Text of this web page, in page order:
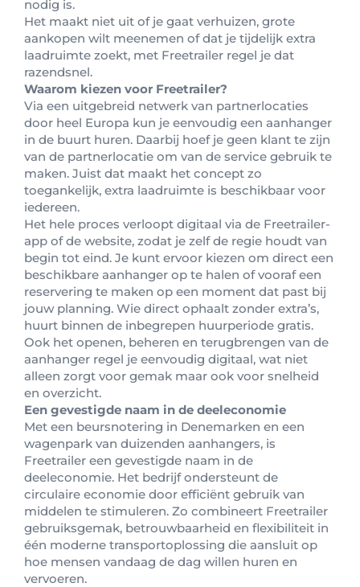
nodig is.
Het maakt niet uit of je gaat verhuizen, grote
aankopen wilt meenemen of dat je tijdelijk extra
laadruimte zoekt, met Freetrailer regel je dat
razendsnel.
Waarom kiezen voor Freetrailer?
Via een uitgebreid netwerk van partnerlocaties
door heel Europa kun je eenvoudig een aanhanger
in de buurt huren. Daarbij hoef je geen klant te zijn
van de partnerlocatie om van de service gebruik te
maken. Juist dat maakt het concept zo
toegankelijk, extra laadruimte is beschikbaar voor
iedereen.
Het hele proces verloopt digitaal via de Freetrailer-
app of de website, zodat je zelf de regie houdt van
begin tot eind. Je kunt ervoor kiezen om direct een
beschikbare aanhanger op te halen of vooraf een
reservering te maken op een moment dat past bij
jouw planning. Wie direct ophaalt zonder extra’s,
huurt binnen de inbegrepen huurperiode gratis.
Ook het openen, beheren en terugbrengen van de
aanhanger regel je eenvoudig digitaal, wat niet
alleen zorgt voor gemak maar ook voor snelheid
en overzicht.
Een gevestigde naam in de deeleconomie
Met een beursnotering in Denemarken en een
wagenpark van duizenden aanhangers, is
Freetrailer een gevestigde naam in de
deeleconomie. Het bedrijf ondersteunt de
circulaire economie door efficiënt gebruik van
middelen te stimuleren. Zo combineert Freetrailer
gebruiksgemak, betrouwbaarheid en flexibiliteit in
één moderne transportoplossing die aansluit op
hoe mensen vandaag de dag willen huren en
vervoeren.